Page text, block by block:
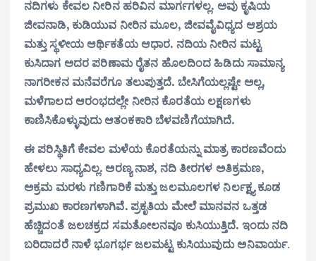
ನದಿಗಳು ಕೇವಲ ನೀರಿನ ಹರಿವಿನ ಮಾರ್ಗಗಳಲ್ಲ. ಅವು ಕೃಷಿಯ
ಜೀವನಾಡಿ, ಕುಡಿಯುವ ನೀರಿನ ಮೂಲ, ಜೀವವೈವಿಧ್ಯದ ಆಶ್ರಯ
ಮತ್ತು ಸ್ಥಳೀಯ ಆರ್ಥಿಕತೆಯ ಆಧಾರ. ನದಿಯ ನೀರಿನ ಮಟ್ಟ
ಕುಸಿದಾಗ ಅದರ ಪರಿಣಾಮ ರೈತನ ಹೊಲದಿಂದ ಹಿಡಿದು ಸಾಮಾನ್ಯ
ನಾಗರೀಕನ ಮನೆವರೆಗೂ ತಲುಪುತ್ತದೆ. ಬೇಸಿಗೆಯಲ್ಲಷ್ಟೇ ಅಲ್ಲ,
ಮಳೆಗಾಲದ ಆರಂಭದಲ್ಲೇ ನೀರಿನ ಕೊರತೆಯ ಲಕ್ಷಣಗಳು
ಕಾಣಿಸಿಕೊಳ್ಳುವುದು ಆತಂಕಕಾರಿ ಬೆಳವಣಿಗೆಯಾಗಿದೆ.
ಈ ಪರಿಸ್ಥಿತಿಗೆ ಕೇವಲ ಮಳೆಯ ಕೊರತೆಯನ್ನು ಮಾತ್ರ ಕಾರಣವೆಂದು
ಹೇಳಲು ಸಾಧ್ಯವಿಲ್ಲ. ಅರಣ್ಯ ನಾಶ, ನದಿ ತೀರಗಳ ಅತಿಕ್ರಮಣ,
ಅಕ್ರಮ ಮರಳು ಗಣಿಗಾರಿಕೆ ಮತ್ತು ಜಲಮೂಲಗಳ ನಿರ್ಲಕ್ಷ್ಯ ಕೂಡ
ಪ್ರಮುಖ ಕಾರಣಗಳಾಗಿವೆ. ಪ್ರಕೃತಿಯ ಮೇಲೆ ಮಾನವನ ಒತ್ತಡ
ಹೆಚ್ಚಿದಂತೆ ಜಲಚಕ್ರದ ಸಮತೋಲನವೂ ಕುಸಿಯುತ್ತಿದೆ. ಇಂದು ನದಿ
ಬರಿದಾದರೆ ನಾಳೆ ಭೂಗರ್ಭ ಜಲಮಟ್ಟ ಕುಸಿಯುವುದು ಅನಿವಾರ್ಯ.